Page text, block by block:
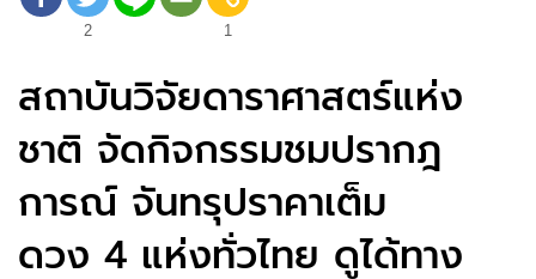
2 1
สถาบันวิจัยดาราศาสตร์แห่ง
ชาติ จัดกิจกรรมชมปรากฎ
การณ์ จันทรุปราคาเต็ม
ดวง 4 แห่งทั่วไทย ดูได้ทาง